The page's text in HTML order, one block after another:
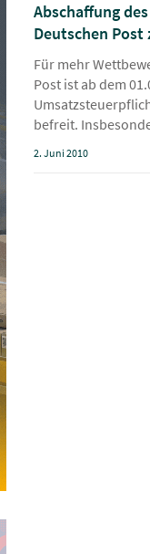
Abschaffung
Deutschen Post
Für mehr
Post ist ab dem
befreit.
2. Juni 2010